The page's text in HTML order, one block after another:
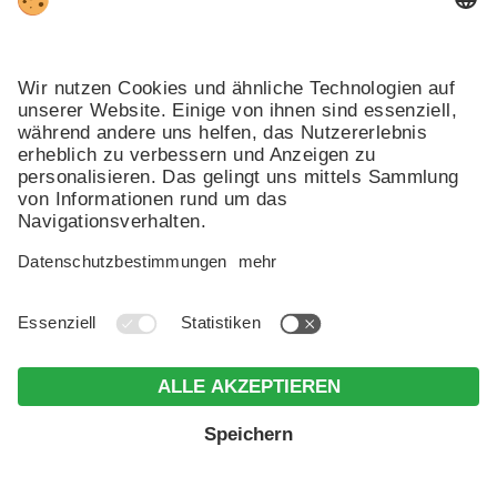
Follow us:
Trotz genauer Arbeit und ständigem Aktualisieren der Inhalte,
Richtigkeit und Vollständigkeit aller Informationen.
Veranstalter vor Ort über die aktuellen Bedingungen.
Erklärung zur Barrierefreiheit. MwSt.-Nr. IT02365710215 .